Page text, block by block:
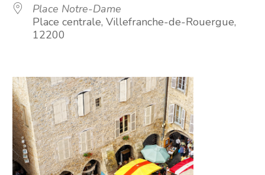
Place Notre-Dame
Place centrale, Villefranche-de-Rouergue,
12200